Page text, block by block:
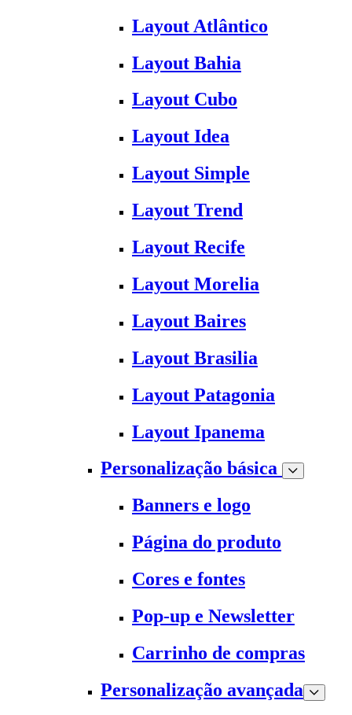
Layout Atlântico
Layout Bahia
Layout Cubo
Layout Idea
Layout Simple
Layout Trend
Layout Recife
Layout Morelia
Layout Baires
Layout Brasilia
Layout Patagonia
Layout Ipanema
Personalização básica
Banners e logo
Página do produto
Cores e fontes
Pop-up e Newsletter
Carrinho de compras
Personalização avançada